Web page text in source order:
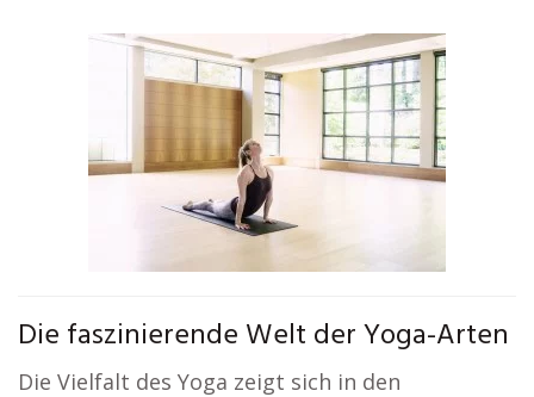
Die faszinierende Welt der Yoga-Arten
Die Vielfalt des Yoga zeigt sich in den